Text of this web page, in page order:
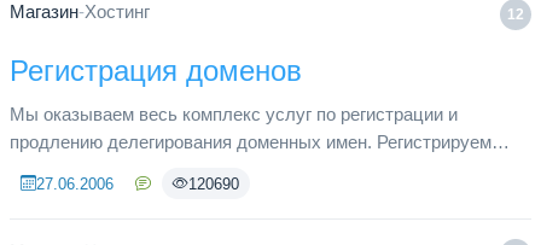
12
Магазин-Хостинг
Регистрация доменов
Мы оказываем весь комплекс услуг по регистрации и
продлению делегирования доменных имен. Регистрируем
если это предусмотрено...
27.06.2006 120690